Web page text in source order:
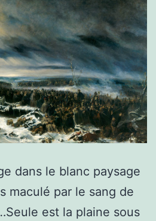
dans le blanc paysage
maculé par le sang de
est la plaine sous